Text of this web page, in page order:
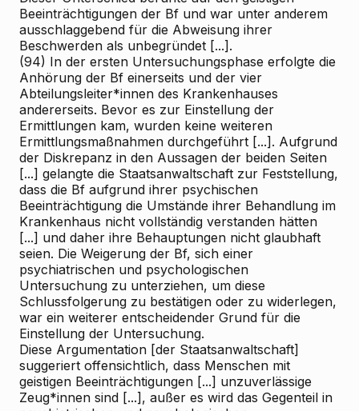
Beeinträchtigungen der Bf und war unter anderem
ausschlaggebend für die Abweisung ihrer
Beschwerden als unbegründet [...].
(94) In der ersten Untersuchungsphase erfolgte die
Anhörung der Bf einerseits und der vier
Abteilungsleiter*innen des Krankenhauses
andererseits. Bevor es zur Einstellung der
Ermittlungen kam, wurden keine weiteren
Ermittlungsmaßnahmen durchgeführt [...]. Aufgrund
der Diskrepanz in den Aussagen der beiden Seiten
[...] gelangte die Staatsanwaltschaft zur Feststellung,
dass die Bf aufgrund ihrer psychischen
Beeinträchtigung die Umstände ihrer Behandlung im
Krankenhaus nicht vollständig verstanden hätten
[...] und daher ihre Behauptungen nicht glaubhaft
seien. Die Weigerung der Bf, sich einer
psychiatrischen und psychologischen
Untersuchung zu unterziehen, um diese
Schlussfolgerung zu bestätigen oder zu widerlegen,
war ein weiterer entscheidender Grund für die
Einstellung der Untersuchung.
Diese Argumentation [der Staatsanwaltschaft]
suggeriert offensichtlich, dass Menschen mit
geistigen Beeinträchtigungen [...] unzuverlässige
Zeug*innen sind [...], außer es wird das Gegenteil in